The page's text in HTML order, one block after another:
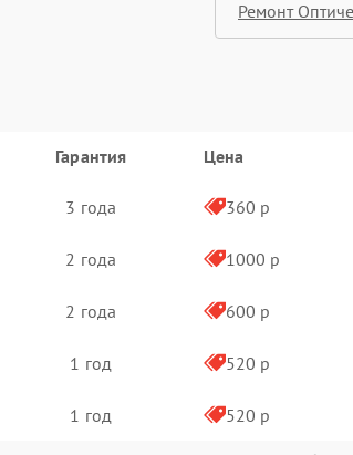
Гарантия Цена
3 года 360 р
2 года 1000 р
2 года 600 р
1 год 520 р
1 год 520 р